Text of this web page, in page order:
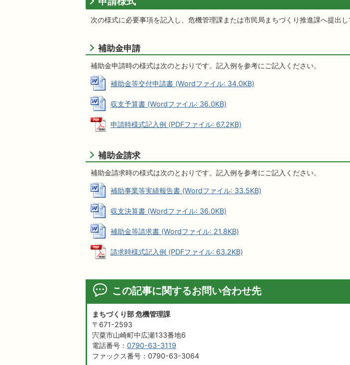
次の様式に必要事項を記入し、危機管理課または市民局まちづくり推進課へ提出し
補助金申請
補助金申請時の様式は次のとおりです。記入例を参考にご記入ください。
補助金等交付申請書 (Wordファイル: 34.0KB)
収支予算書 (Wordファイル: 36.0KB)
申請時様式記入例 (PDFファイル: 67.2KB)
補助金請求
補助金請求時の様式は次のとおりです。記入例を参考にご記入ください。
補助事業等実績報告書 (Wordファイル: 33.5KB)
収支決算書 (Wordファイル: 36.0KB)
補助金等請求書 (Wordファイル: 21.8KB)
請求時様式記入例 (PDFファイル: 63.2KB)
この記事に関するお問い合わせ先
まちづくり部 危機管理課
〒671-2593
宍粟市山崎町中広瀬133番地6
電話番号： 0790-63-3119
ファックス番号：0790-63-3064